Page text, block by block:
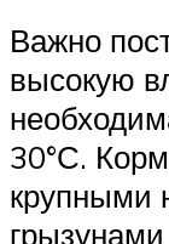
Важно
высокую
30°С.
крупными
грызунами